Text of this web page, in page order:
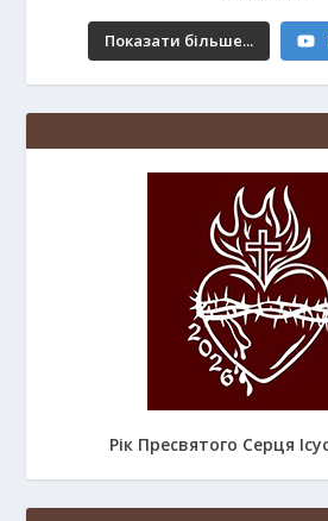
Показати більше...
Рік Пресвятого Серця